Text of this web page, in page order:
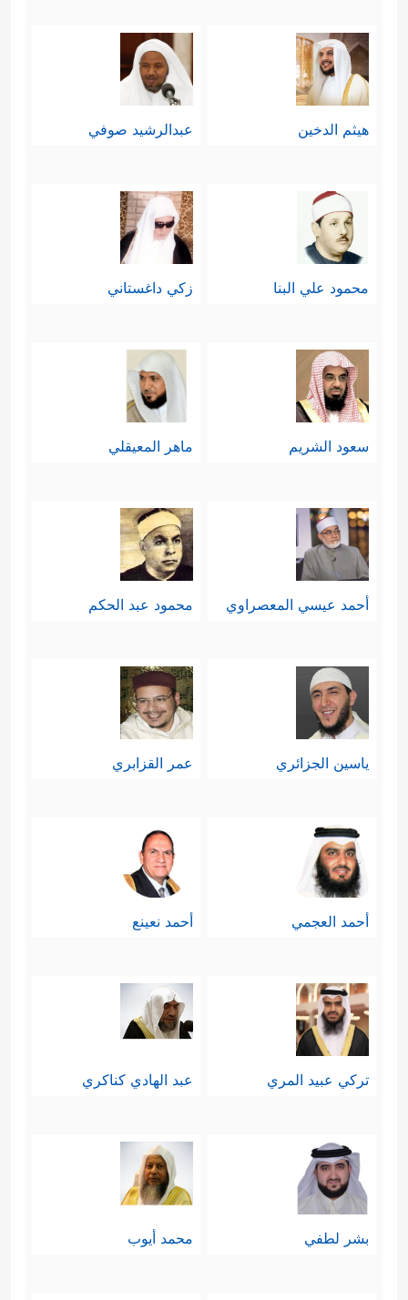
هيثم الدخين عبدالرشيد صوفي
محمود علي البنا زكي داغستاني
سعود الشريم ماهر المعيقلي
أحمد عيسي المعصراوي محمود عبد الحكم
ياسين الجزائري عمر القزابري
أحمد العجمي أحمد نعينع
تركي عبيد المري عبد الهادي كناكري
بشر لطفي محمد أيوب